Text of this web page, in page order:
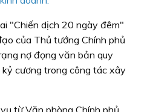
"Chiến dịch 20 ngày đêm"
của Thủ tướng Chính phủ
nợ đọng văn bản quy
cương trong công tác xây